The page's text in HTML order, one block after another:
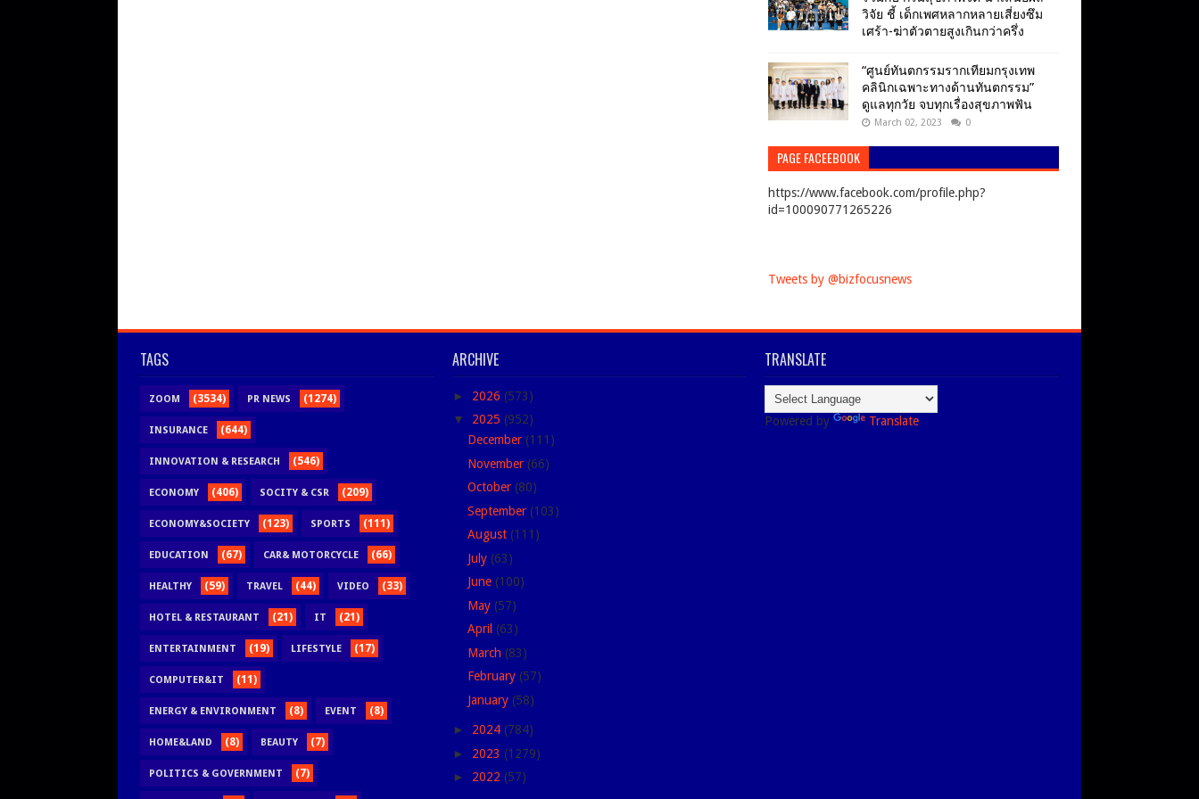
วิจัย ชี้ เด็กเพศหลากหลายเสี่ยงซึม
เศร้า-ฆ่าตัวตายสูงเกินกว่าครึ่ง
“ศูนย์ทันตกรรมรากเทียมกรุงเทพ
คลินิกเฉพาะทางด้านทันตกรรม”
ดูแลทุกวัย จบทุกเรื่องสุขภาพฟัน
March 02, 2023 0
PAGE FACEEBOOK
https://www.facebook.com/profile.php?
id=100090771265226
Tweets by @bizfocusnews
TAGS
ZOOM (3534) PR NEWS (1274)
INSURANCE (644)
INNOVATION & RESEARCH (546)
ECONOMY (406) SOCITY & CSR (209)
ECONOMY&SOCIETY (123) SPORTS (111)
EDUCATION (67) CAR& MOTORCYCLE (66)
HEALTHY (59) TRAVEL (44) VIDEO (33)
HOTEL & RESTAURANT (21) IT (21)
ENTERTAINMENT (19) LIFESTYLE (17)
COMPUTER&IT (11)
ENERGY & ENVIRONMENT (8) EVENT (8)
HOME&LAND (8) BEAUTY (7)
POLITICS & GOVERNMENT (7)
ARCHIVE
► 2026 (573)
▼ 2025 (952)
December (111)
November (66)
October (80)
September (103)
August (111)
July (63)
June (100)
May (57)
April (63)
March (83)
February (57)
January (58)
► 2024 (784)
► 2023 (1279)
► 2022 (57)
TRANSLATE
Powered by Translate